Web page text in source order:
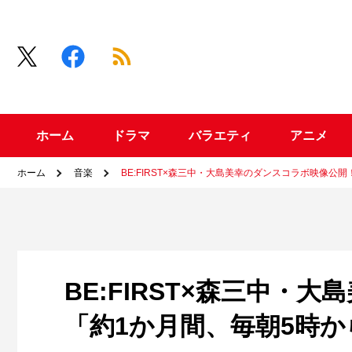
ホーム ドラマ バラエティ アニメ
ホーム 音楽 BE:FIRST×森三中・大島美幸のダンスコラボ映像公
BE:FIRST×森三中・大
「約1か月間、毎朝5時